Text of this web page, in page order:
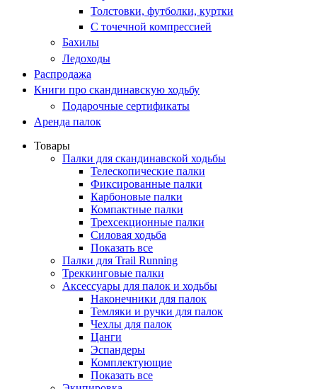
Толстовки, футболки, куртки
С точечной компрессией
Бахилы
Ледоходы
Распродажа
Книги про скандинавскую ходьбу
Подарочные сертификаты
Аренда палок
Товары
Палки для скандинавской ходьбы
Телескопические палки
Фиксированные палки
Карбоновые палки
Компактные палки
Трехсекционные палки
Силовая ходьба
Показать все
Палки для Trail Running
Треккинговые палки
Аксессуары для палок и ходьбы
Наконечники для палок
Темляки и ручки для палок
Чехлы для палок
Цанги
Эспандеры
Комплектующие
Показать все